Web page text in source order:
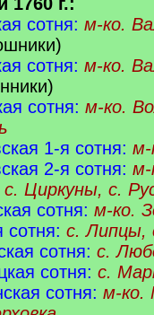
сотня: м-ко.
сотня: м-ко.
сотня: м-ко.
1-я сотня: м-
2-я сотня: м-
Циркуны, с.
сотня: м-ко.
сотня: с. Липцы,
сотня: с.
сотня: с.
сотня: м-ко.